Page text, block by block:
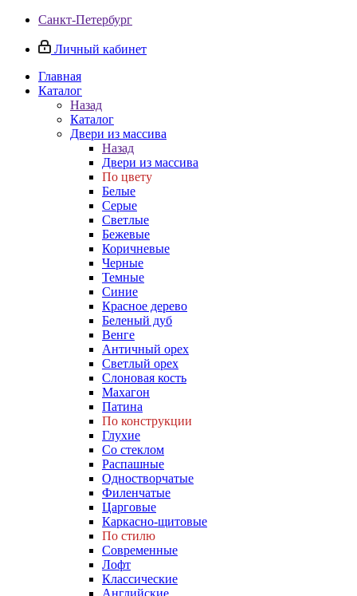
Санкт-Петербург
Личный кабинет
Главная
Каталог
Назад
Каталог
Двери из массива
Назад
Двери из массива
По цвету
Белые
Серые
Светлые
Бежевые
Коричневые
Черные
Темные
Синие
Красное дерево
Беленый дуб
Венге
Античный орех
Светлый орех
Слоновая кость
Махагон
Патина
По конструкции
Глухие
Со стеклом
Распашные
Одностворчатые
Филенчатые
Царговые
Каркасно-щитовые
По стилю
Современные
Лофт
Классические
Английские